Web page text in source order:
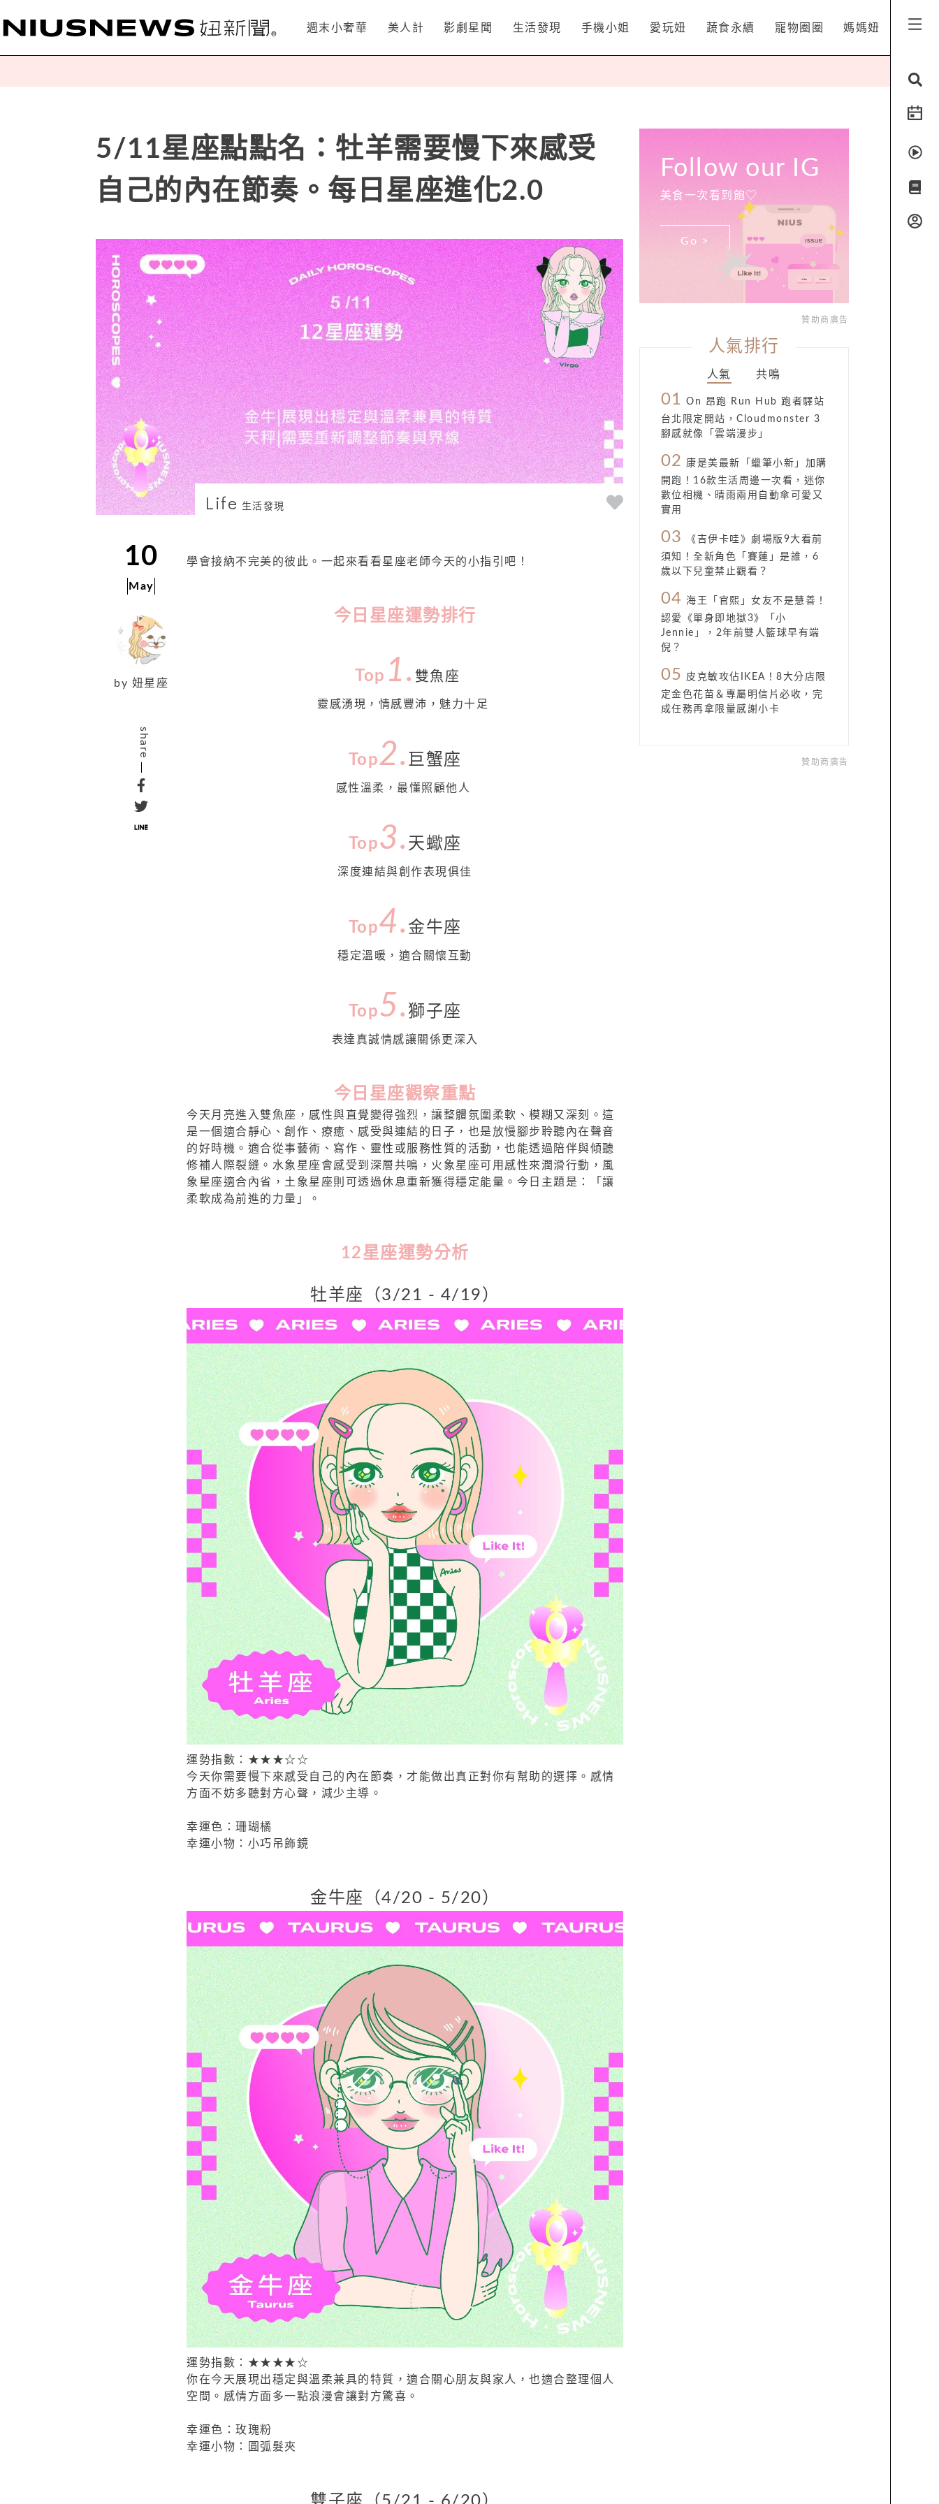
週末小奢華 美人計 影劇星聞 生活發現 手機小姐 愛玩妞 蔬食永續 寵物圈圈 媽媽妞
5/11星座點點名：牡羊需要慢下來感受
自己的內在節奏。每日星座進化2.0
Life 生活發現
10
May
by 妞星座
share
學會接納不完美的彼此。一起來看看星座老師今天的小指引吧！
今日星座運勢排行
Top 1. 雙魚座
靈感湧現，情感豐沛，魅力十足
Top2. 巨蟹座
感性溫柔，最懂照顧他人
Top3. 天蠍座
深度連結與創作表現俱佳
Top4. 金牛座
穩定溫暖，適合關懷互動
Top5. 獅子座
表達真誠情感讓關係更深入
今日星座觀察重點
今天月亮進入雙魚座，感性與直覺變得強烈，讓整體氛圍柔軟、模糊又深刻。這
是一個適合靜心、創作、療癒、感受與連結的日子，也是放慢腳步聆聽內在聲音
的好時機。適合從事藝術、寫作、靈性或服務性質的活動，也能透過陪伴與傾聽
修補人際裂縫。水象星座會感受到深層共鳴，火象星座可用感性來潤滑行動，風
象星座適合內省，土象星座則可透過休息重新獲得穩定能量。今日主題是：「讓
柔軟成為前進的力量」。
12星座運勢分析
牡羊座（3/21 - 4/19）
運勢指數：★★★☆☆
今天你需要慢下來感受自己的內在節奏，才能做出真正對你有幫助的選擇。感情
方面不妨多聽對方心聲，減少主導。
幸運色：珊瑚橘
幸運小物：小巧吊飾鏡
金牛座（4/20 - 5/20）
運勢指數：★★★★☆
你在今天展現出穩定與溫柔兼具的特質，適合關心朋友與家人，也適合整理個人
空間。感情方面多一點浪漫會讓對方驚喜。
幸運色：玫瑰粉
幸運小物：圓弧髮夾
Follow our IG
美食一次看到飽♡
Go >
贊助商廣告
人氣排行
人氣 共鳴
01 On 昂跑 Run Hub 跑者驛站
台北限定開站，Cloudmonster 3
腳感就像「雲端漫步」
02
康是美最新「蠟筆小新」加購
開跑！16款生活周邊一次看，迷你
數位相機、晴雨兩用自動傘可愛又
實用
03
《吉伊卡哇》劇場版9大看前
須知！全新角色「賽蓮」是誰，6
歲以下兒童禁止觀看？
04 海王「官熙」女友不是慧善！
認愛《單身即地獄3》「小
Jennie」，2年前雙人籃球早有端
倪？
05
皮克敏攻佔IKEA！8大分店限
定金色花苗＆專屬明信片必收，完
成任務再拿限量感謝小卡
贊助商廣告